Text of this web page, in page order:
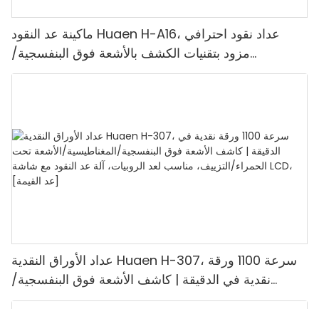
ماكينة عد النقود Huaen H-A16، عداد نقود احترافي
مزود بتقنيات الكشف بالأشعة فوق البنفسجية/
المغناطيسية/الأشعة تحت الحمراء/الضوء الرقمي، عد
عداد الأوراق النقدية Huaen H-307، سرعة 1100 ورقة
نقدية في الدقيقة | كاشف الأشعة فوق البنفسجية/
المغناطيسية/الأشعة تحت الحمراء/التزييف، مناسب لعد